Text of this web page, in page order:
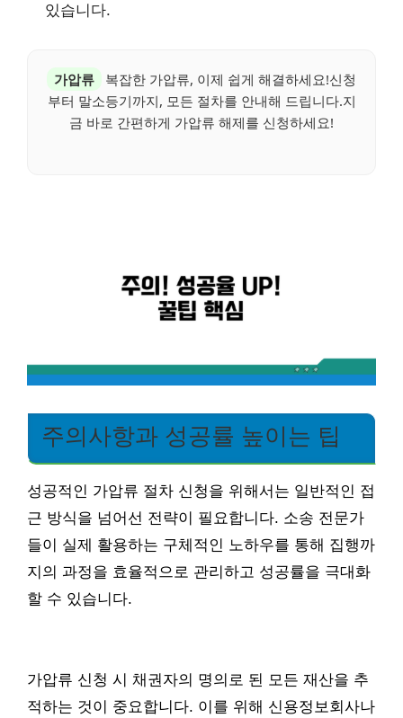
있습니다.
가압류
복잡한 가압류, 이제 쉽게 해결하세요!신청
부터 말소등기까지, 모든 절차를 안내해 드립니다.지
금 바로 간편하게 가압류 해제를 신청하세요!
주의사항과 성공률 높이는 팁
성공적인 가압류 절차 신청을 위해서는 일반적인 접
근 방식을 넘어선 전략이 필요합니다. 소송 전문가
들이 실제 활용하는 구체적인 노하우를 통해 집행까
지의 과정을 효율적으로 관리하고 성공률을 극대화
할 수 있습니다.
가압류 신청 시 채권자의 명의로 된 모든 재산을 추
적하는 것이 중요합니다. 이를 위해 신용정보회사나